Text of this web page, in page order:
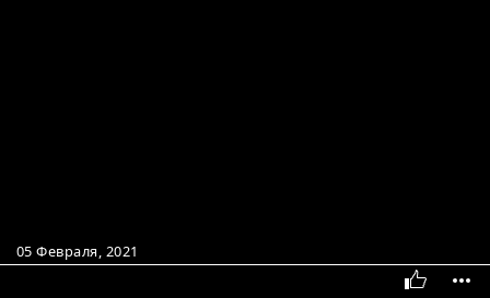
05 Февраля, 2021